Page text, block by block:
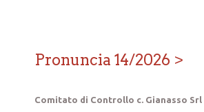
Pronuncia 14/2026
Comitato di Controllo c. Gianasso Srl